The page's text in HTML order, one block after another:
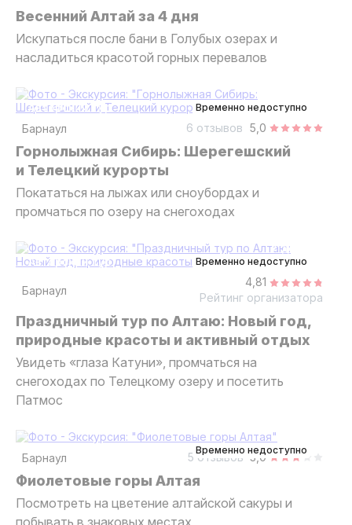
Весенний Алтай за 4 дня
Искупаться после бани в Голубых озерах и
насладиться красотой горных перевалов
Временно недоступно
авторский тур
Барнаул
5,0
6 отзывов
Горнолыжная Сибирь: Шерегешский
и Телецкий курорты
Покататься на лыжах или сноубордах и
промчаться по озеру на снегоходах
Временно недоступно
7 дней
авторский тур
Барнаул
4,81
Рейтинг организатора
Праздничный тур по Алтаю: Новый год,
природные красоты и активный отдых
Увидеть «глаза Катуни», промчаться на
снегоходах по Телецкому озеру и посетить
Патмос
Временно недоступно
Барнаул 3,0
5 отзывов
Фиолетовые горы Алтая
Посмотреть на цветение алтайской сакуры и
побывать в знаковых местах